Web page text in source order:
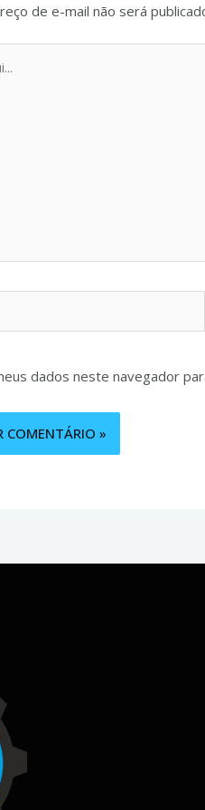
de e-mail não será
dados neste navegador